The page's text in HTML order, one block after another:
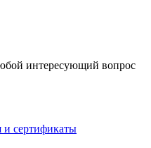
интересующий вопрос
и сертификаты